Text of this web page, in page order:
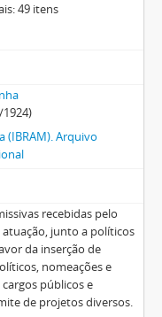
49 itens
(IBRAM). Arquivo
recebidas pelo
junto a políticos
da inserção de
nomeações e
públicos e
de projetos diversos.